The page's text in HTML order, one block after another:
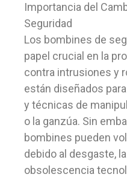
Importancia del
Seguridad
Los bombines de
papel crucial en la
contra intrusiones y
están diseñados
y técnicas de
o la ganzúa. Sin
bombines pueden
debido al desgaste,
obsolescencia